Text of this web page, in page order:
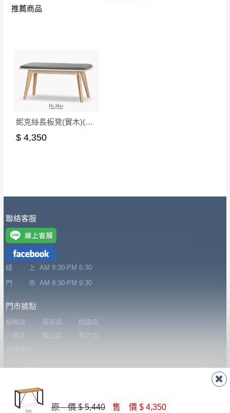
加收說明
其它注意事項
山區內等，或收貨地點搬運過於困難等因素，導致無
法順利配送，本公司除了盡最大努力完成配送外，視
狀況保有出貨的權利。
保護物流人員的工作安全，賣家無提供吊掛服務，若
因大型傢俱有組裝、配送的問題，並非一般快速到貨
事，而危及運送人員輸送之安全，本司得視狀況延後
百貨公司配送暫無法配合開店前、閉店後時段，並送
至百貨公司卸貨區為限，恕無法送至指定樓面。
由於透過電腦螢幕選購商品，可能會因個人
電腦螢幕的設定色差或解析度等因素， 與實
際商品的顏色、質感稍有不同，如因此而需
退換貨，
訂購前詳加確認。(包含商品尺寸是否合適)。
訂購前請確認商品尺寸，大型物件因為人工
內通知客服人員(Line@ ID：@dershin)，並
辦理退換貨。
台北市、新北市地區固定每周(三)、(日)兩天
收送貨，敬請見諒！
本公司部份商品無維修服務，超過7日鑑賞
件短缺，則維修、搬運費用，需由消費者自
行吸收(另事先與消費者報價，消費者同意將
如欲放置營業場所及公開場合之商品則無享
推薦商品
妮克絲長板凳(實木)(洗白色)(MI-438)
$ 4,350
原 價 $ 5,440 售 價 $ 4,350
聯絡客服
線 上 AM 9:30-PM 6:30
門 市 AM 9:30-PM 9:30
門市據點
楊梅店
八德店
南崁店
龜山店
桃園店
新竹店
關於德新